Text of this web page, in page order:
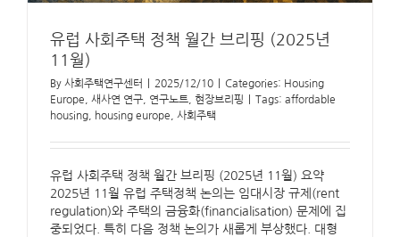
유럽 사회주택 정책 월간 브리핑 (2025년
11월)
By 사회주택연구센터 2025/12/10 Categories: Housing
Europe
새사연 연구 연구노트 현장브리핑 Tags: affordable
housing
housing europe 사회주택
유럽 사회주택 정책 월간 브리핑 (2025년 11월) 요약
2025년 11월 유럽 주택정책 논의는 임대시장 규제(rent
regulation)와 주택의 금융화(financialisation) 문제에 집
중되었다. 특히 다음 정책 논의가 새롭게 부상했다. 대형